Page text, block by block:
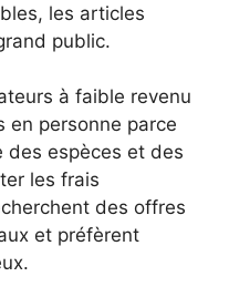
les articles
public.
à faible revenu
en personne parce
des espèces et des
les frais
des offres
et préfèrent